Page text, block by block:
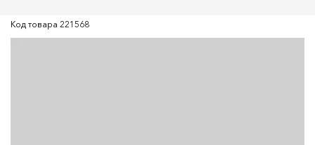
Код товара 221568